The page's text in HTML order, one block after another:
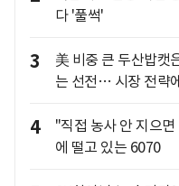
다 '풀썩'
3
美 비중 큰 두산밥캣
는 선전… 시장 전략
4
"직접 농사 안 지으
에 떨고 있는 6070